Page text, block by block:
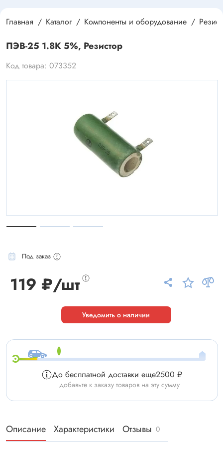
Главная Каталог Компоненты и оборудование
ПЭВ-25 1.8К 5%, Резистор
Код товара: 073352
Под заказ
119 ₽/шт
Уведомить о наличии
До бесплатной доставки еще2500 ₽
добавьте к заказу товаров на эту сумму
Описание Характеристики Отзывы 0